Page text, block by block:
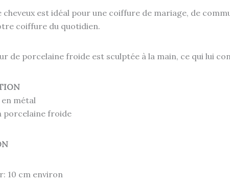
cheveux est idéal pour une coiffure de mariage, de
coiffure du quotidien.
de porcelaine froide est sculptée à la main, ce qui lui
métal
porcelaine froide
10 cm environ